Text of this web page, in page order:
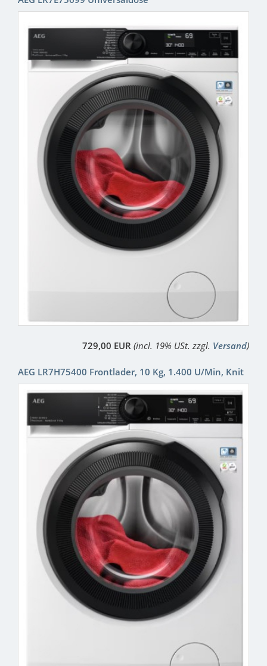
729,00 EUR (incl. 19% USt. zzgl. Versand)
AEG LR7H75400 Frontlader, 10 Kg, 1.400 U/Min, Knit